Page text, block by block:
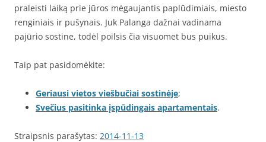
praleisti laiką prie jūros mėgaujantis paplūdimiais, miesto
renginiais ir pušynais. Juk Palanga dažnai vadinama
pajūrio sostine, todėl poilsis čia visuomet bus puikus.
Taip pat pasidomėkite:
Geriausi vietos viešbučiai sostinėje;
Svečius pasitinka įspūdingais apartamentais.
Straipsnis parašytas: 2014-11-13